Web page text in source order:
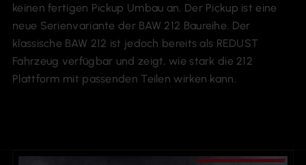
keinen fertigen Pickup Umbau an. Der Pickup ist eine
neue Serienvariante der BAW 212 Baureihe. Der
klassische BAW 212 ist jedoch bereits als REDUST
Fahrzeug verfügbar und zeigt, wie stark die 212
Plattform mit passenden Teilen wirken kann.